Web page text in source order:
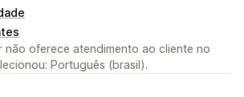
não oferece atendimento ao cliente no
Português (brasil).